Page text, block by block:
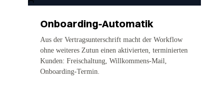
Onboarding-Automatik
Aus der Vertragsunterschrift macht der Workflow
ohne weiteres Zutun einen aktivierten, terminierten
Kunden: Freischaltung, Willkommens-Mail,
Onboarding-Termin.